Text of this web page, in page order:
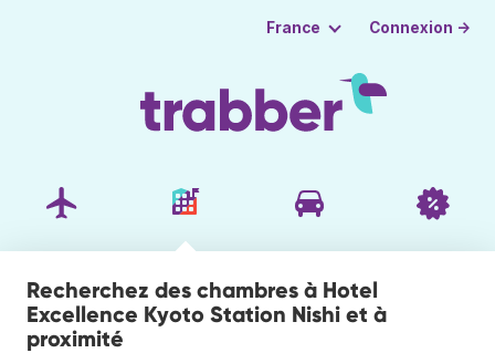
France Connexion →
Recherchez des chambres à Hotel
Excellence Kyoto Station Nishi et à
proximité